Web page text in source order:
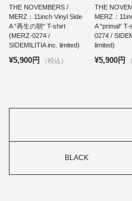
THE NOVEMBERS /
MERZ：11inch Vinyl Side
A “再生の朝“ T-shirt
(MERZ-0274 /
SIDEMILITIA inc. limited)
¥5,900円 （税込）
THE
MERZ：
A “primal“
0274 /
limited)
¥5,900円
BLACK